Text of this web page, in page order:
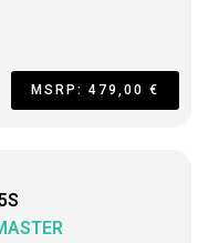
MSRP: 479,00 €